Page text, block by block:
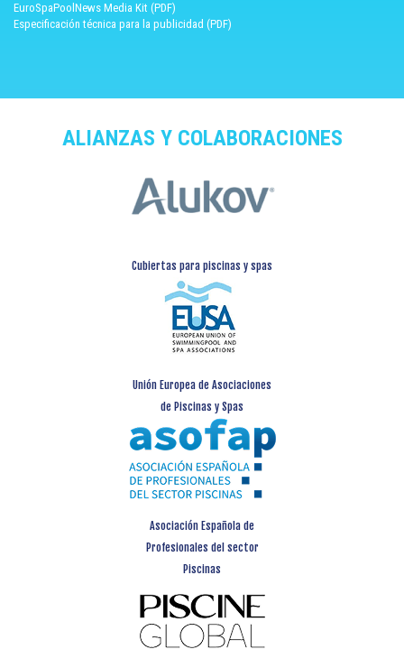
EuroSpaPoolNews Media Kit (PDF)
Especificación técnica para la publicidad (PDF)
ALIANZAS Y COLABORACIONES
Cubiertas para piscinas y spas
Unión Europea de Asociaciones
de Piscinas y Spas
Asociación Española de
Profesionales del sector
Piscinas